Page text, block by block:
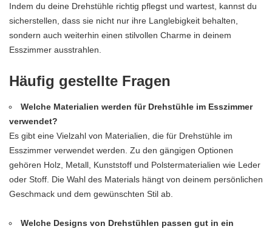
Indem du deine Drehstühle richtig pflegst und wartest, kannst du
sicherstellen, dass sie nicht nur ihre Langlebigkeit behalten,
sondern auch weiterhin einen stilvollen Charme in deinem
Esszimmer ausstrahlen.
Häufig gestellte Fragen
Welche Materialien werden für Drehstühle im Esszimmer
verwendet?
Es gibt eine Vielzahl von Materialien, die für Drehstühle im
Esszimmer verwendet werden. Zu den gängigen Optionen
gehören Holz, Metall, Kunststoff und Polstermaterialien wie Leder
oder Stoff. Die Wahl des Materials hängt von deinem persönlichen
Geschmack und dem gewünschten Stil ab.
Welche Designs von Drehstühlen passen gut in ein